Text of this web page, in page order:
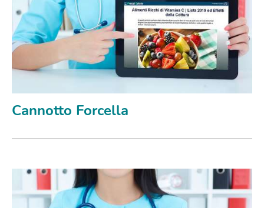
Cannotto Forcella